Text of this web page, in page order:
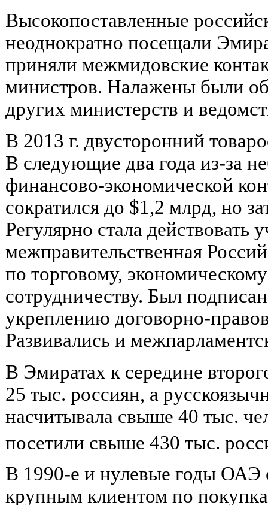
Высокопоставленные
неоднократно посещали
приняли межмидовские
министров. Налажены были
других министерств и
В 2013 г. двусторонний
В следующие два года из-за
финансово-экономической
сократился до $1,2 млрд, но
Регулярно стала действовать
межправительственная
по торговому,
сотрудничеству. Был
укреплению договорно-
Развивались и
В Эмиратах к середине
25 тыс. россиян, а
насчитывала свыше 40 тыс.
посетили свыше 430 тыс.
В 1990-е и нулевые годы ОАЭ
крупным клиентом по